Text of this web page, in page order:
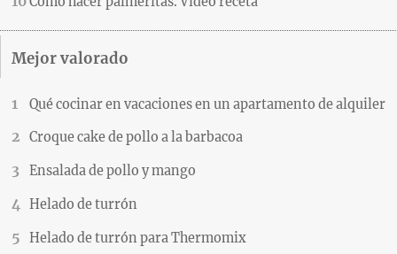
Mejor valorado
Qué cocinar en vacaciones en un apartamento de alquiler
Croque cake de pollo a la barbacoa
Ensalada de pollo y mango
Helado de turrón
Helado de turrón para Thermomix